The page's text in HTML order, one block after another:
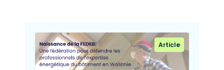
Article